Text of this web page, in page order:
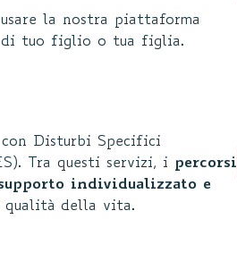
la nostra piattaforma
di tuo figlio o tua figlia.
con Disturbi Specifici
Tra questi servizi, i
percorsi
individualizzato e
qualità della vita.